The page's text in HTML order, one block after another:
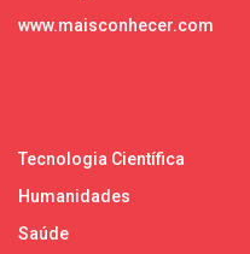
www.maisconhecer.com
Tecnologia Científica
Humanidades
Saúde